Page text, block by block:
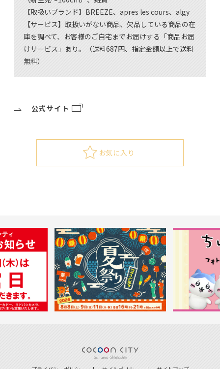
【取扱いブランド】BREEZE、apres les cours、algy
【サービス】取扱いがない商品、欠品している商品の在
庫を調べて、お客様のご自宅までお届けする「商品お届
けサービス」あり。（送料687円、指定金額以上で送料
無料）
公式サイト
お気に入り